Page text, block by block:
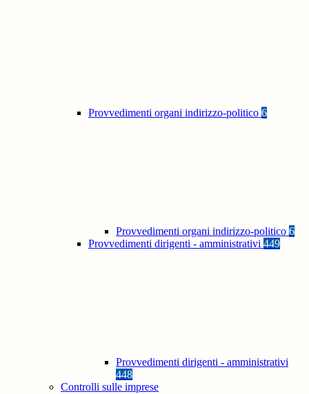
Provvedimenti organi indirizzo-politico 6
Provvedimenti organi indirizzo-politico 6
Provvedimenti dirigenti - amministrativi 449
Provvedimenti dirigenti - amministrativi
448
Controlli sulle imprese